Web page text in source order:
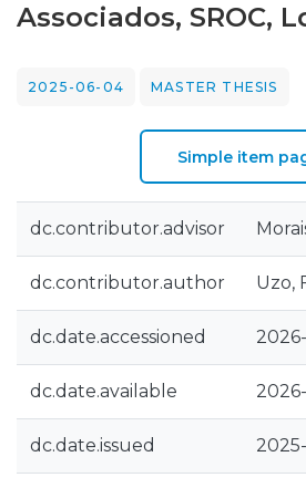
Statistics
Associados, SROC,
2025-06-04 MASTER THESIS
Simple item
dc.contributor.advisor
dc.contributor.author Uzo,
dc.date.accessioned
dc.date.available
dc.date.issued